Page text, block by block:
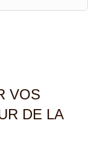
VOS
DE LA